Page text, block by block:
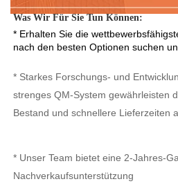
Was Wir Für Sie Tun Können:
* Erhalten Sie die
nach den besten Optionen suchen
* Starkes Forschungs- und
strenges QM-System gewährleisten
Bestand und schnellere Lieferzeiten
* Unser Team bietet eine 2-Jahres-
Nachverkaufsunterstützung